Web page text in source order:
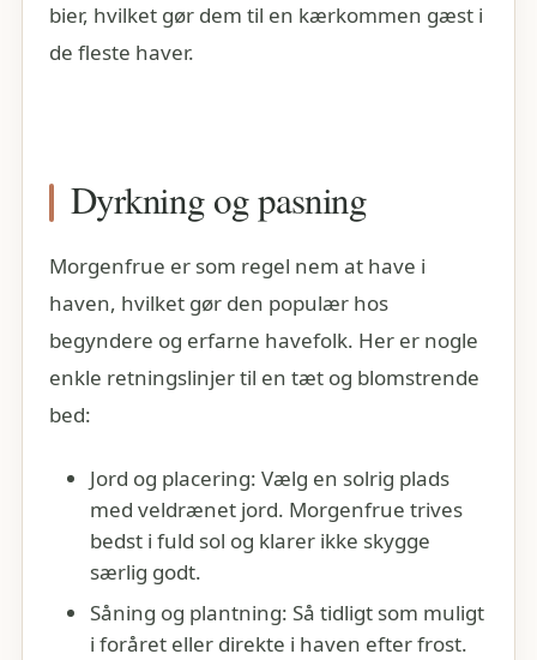
bier, hvilket gør dem til en kærkommen gæst i
de fleste haver.
Dyrkning og pasning
Morgenfrue er som regel nem at have i
haven, hvilket gør den populær hos
begyndere og erfarne havefolk. Her er nogle
enkle retningslinjer til en tæt og blomstrende
bed:
Jord og placering: Vælg en solrig plads
med veldrænet jord. Morgenfrue trives
bedst i fuld sol og klarer ikke skygge
særlig godt.
Såning og plantning: Så tidligt som muligt
i foråret eller direkte i haven efter frost.